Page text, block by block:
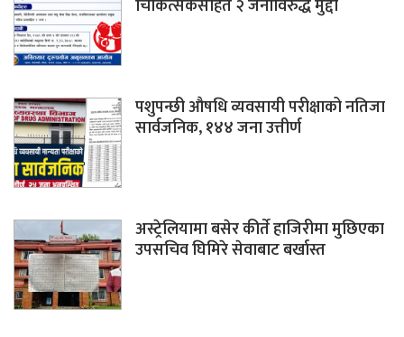
चिकित्सकसहित २ जनाविरुद्ध मुद्दा
पशुपन्छी औषधि व्यवसायी परीक्षाको नतिजा
सार्वजनिक, १४४ जना उत्तीर्ण
अस्ट्रेलियामा बसेर कीर्ते हाजिरीमा मुछिएका
उपसचिव घिमिरे सेवाबाट बर्खास्त